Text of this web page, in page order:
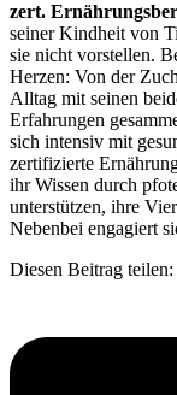
zert.
seiner Kindheit von
sie nicht vorstellen.
Herzen: Von der
Alltag mit seinen
Erfahrungen
sich intensiv mit
zertifizierte
ihr Wissen durch
unterstützen, ihre
Nebenbei engagiert
Diesen Beitrag teilen: